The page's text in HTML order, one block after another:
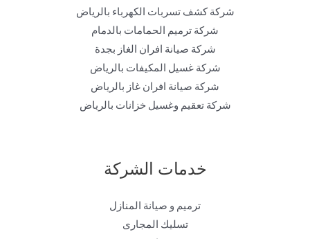
شركة كشف تسربات الكهرباء بالرياض
شركة ترميم الحمامات بالدمام
شركة صيانة افران الغاز بجدة
شركة غسيل المكيفات بالرياض
شركة صيانة افران غاز بالرياض
شركة تعقيم وغسيل خزانات بالرياض
خدمات الشركة
ترميم و صيانة المنازل
تسليك المجارى